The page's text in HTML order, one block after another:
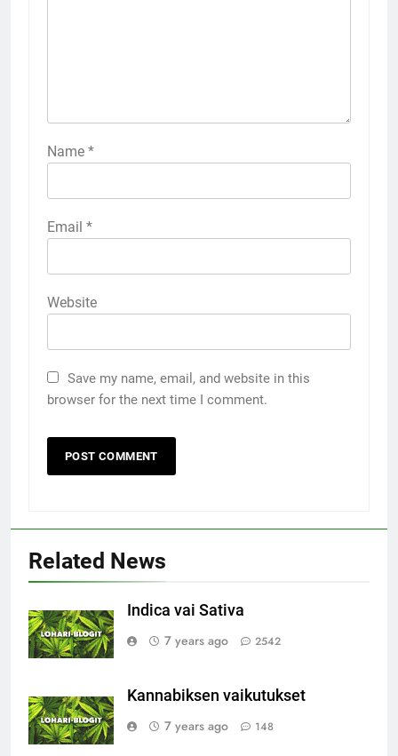
Name *
Email *
Website
Save my name, email, and website in this
browser for the next time I comment.
Related News
Indica vai Sativa
7 years ago
2542
Kannabiksen vaikutukset
7 years ago
148